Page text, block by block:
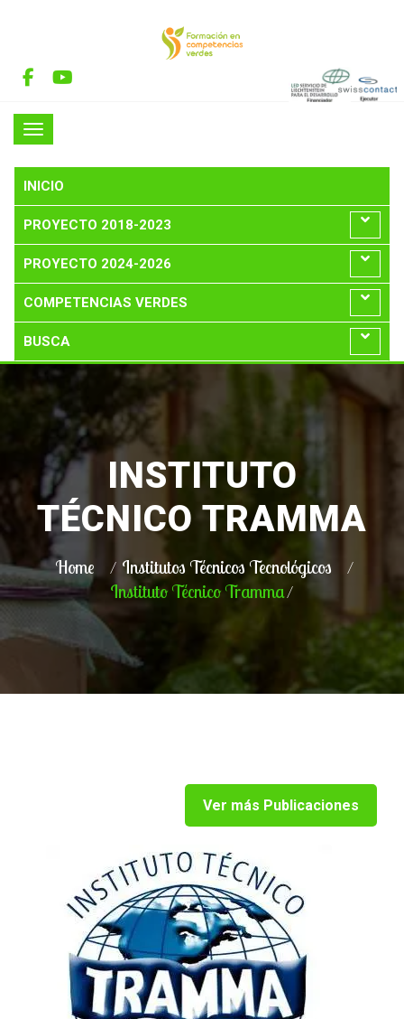
INICIO
PROYECTO 2018-2023
PROYECTO 2024-2026
COMPETENCIAS VERDES
BUSCA
INSTITUTO
TÉCNICO TRAMMA
Home
Institutos Técnicos Tecnológicos
Instituto Técnico Tramma
Ver más Publicaciones